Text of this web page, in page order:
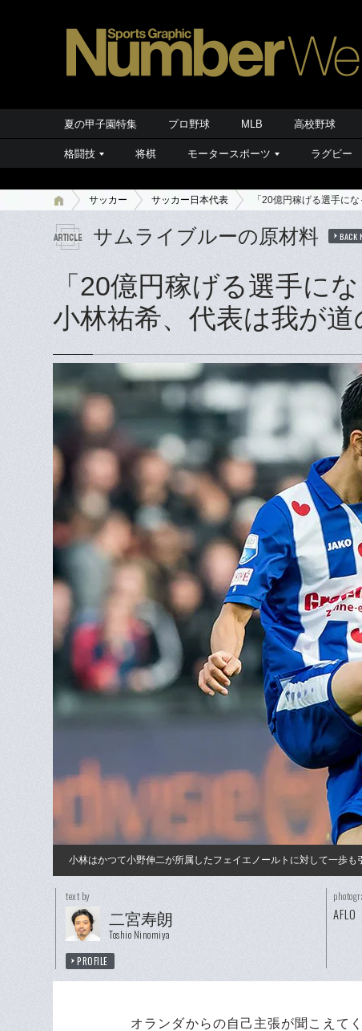
夏の甲子園特集 プロ野球 MLB 高校野球
格闘技 将棋 モータースポーツ ラグビー
サッカー サッカー日本代表 「20億円稼げる選手に
サムライブルーの原材料 BACK
「20億円稼げる選手に
小林祐希、代表は我が道
小林はかつて小野伸二が所属したフェイエノールトに対して一歩
text by
二宮寿朗
Toshio Ninomiya
PROFILE
AFLO
オランダからの自己主張が聞こえてく